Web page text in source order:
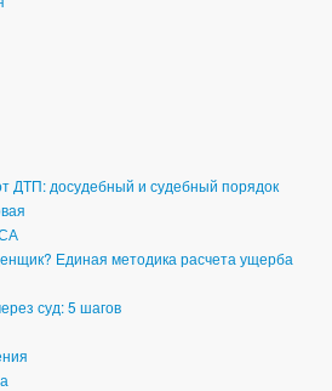
ДТП: досудебный и судебный порядок
Единая методика расчета ущерба
суд: 5 шагов